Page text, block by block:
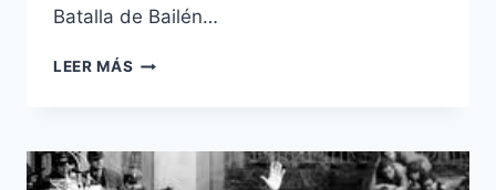
Batalla de Bailén…
LEER MÁS ASÍ
MAYORES
VICTORIAS